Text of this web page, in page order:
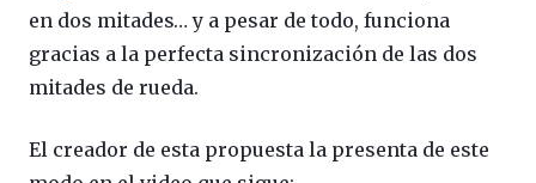
en dos mitades… y a pesar de todo, funciona
gracias a la perfecta sincronización de las dos
mitades de rueda.
El creador de esta propuesta la presenta de este